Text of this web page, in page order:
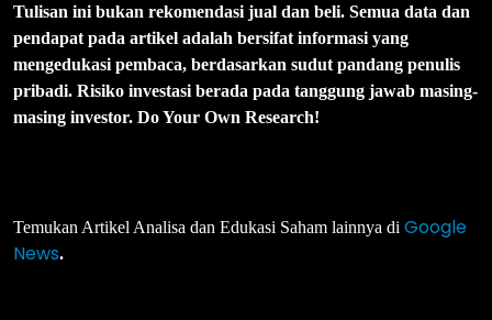
Tulisan ini bukan rekomendasi jual dan beli. Semua data dan
pendapat pada artikel adalah bersifat informasi yang
mengedukasi pembaca, berdasarkan sudut pandang penulis
pribadi. Risiko investasi berada pada tanggung jawab masing-
masing investor. Do Your Own Research!
Temukan Artikel Analisa dan Edukasi Saham lainnya di Google
News.